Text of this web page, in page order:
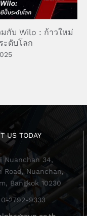
กับ Wilo : ก้าวใหม่
ะดับโลก
US TODAY
Nuanchan 34,
Road, Nuanchan,
Bangkok 10230
0-2792-9333